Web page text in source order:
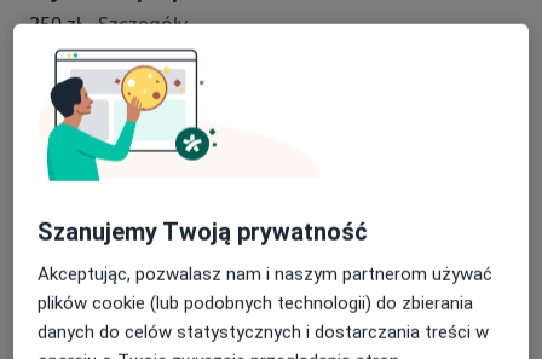
drogi do zdrowia.
250 zł
Szczegółypsychoterapia par i małżeństw
Badanie MMPI-2
600 zł
SzczegółyBadanie MMPI-2
200 zł
Szczegółykonsultacja psychoterapeutyczna
+ 11 usług
Szanujemy Twoją prywatność
Akceptując, pozwalasz nam i naszym partnerom używać
plików cookie (lub podobnych technologii) do zbierania
danych do celów statystycznych i dostarczania treści w